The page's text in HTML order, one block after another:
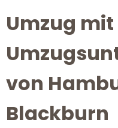
Umzug
von
Blackburn